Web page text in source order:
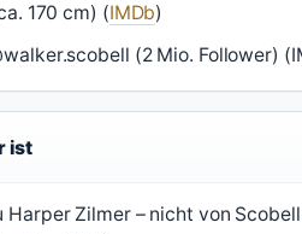
170 cm) (IMDb)
(2 Mio. Follower)
ist
Harper Zilmer – nicht von